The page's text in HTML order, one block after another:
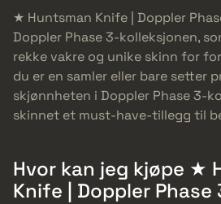
★ Huntsman Knife | Doppler
Doppler Phase 3-kolleksjonen,
rekke vakre og unike skinn for
du er en samler eller bare setter
skjønnheten i Doppler Phase 3-
skinnet et must-have-tillegg til
Hvor kan jeg kjøpe ★
Knife | Doppler Phase